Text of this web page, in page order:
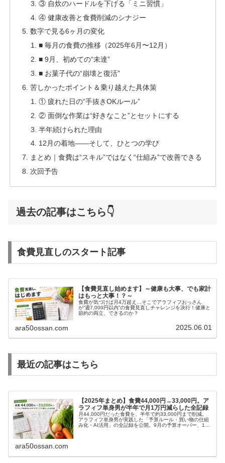
③ 自炊のハードルを下げる「ミニ習慣」
④ 健康改善と食費削減のシナジー
数字で見る6ヶ月の変化
■ 毎月の食費の推移（2025年6月〜12月）
■ 9月、初めての“未達”
■ お菓子代の“崩壊と復活”
苦しかったポイント＆乗り越えた具体策
① 疲れた日の“手抜きOKルール”
② 面倒な作業は“好きなこと”とセットにする
半年続けられた理由
12月の着地――そして、ひとつの学び
まとめ｜食費は“スキル”ではなく“仕組み”で改善できる
次回予告
過去の記事はこちら👇
食費見直しのスタート記事
【食費見直し始めます】～健康も大事、でも家計
はもっと大事！？～
食費が気づけば月4万超え…そこでアラフィフおっさん
が“週7,000円以内”の食費見直しチャレンジを決行！健康と
節約の両立、できるのか？
ara50ossan.com 2025.06.01
最近の記事はこちら
【2025年まとめ】食費44,000円→33,000円。ア
ラフィフ単身男が半年で月1万円減らした全記録
月44,000円だった食費を、半年で約33,000円まで削減。
アラフィフ単身男が実践した「予算ルール・買い物の仕組
み化・AI活用」の全記録を公開。9月の予算オーバー、10
ara50ossan.com